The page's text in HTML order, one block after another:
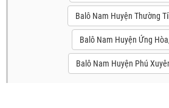
Balô Nam Huyện Thường
Balô Nam Huyện Ứng
Balô Nam Huyện Phú